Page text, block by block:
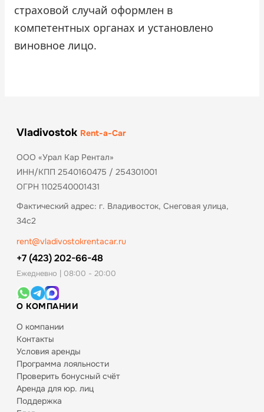
страховой случай оформлен в
компетентных органах и установлено
виновное лицо.
Vladivostok Rent-a-Car
ООО «Урал Кар Рентал»
ИНН/КПП 2540160475 / 254301001
ОГРН 1102540001431
Фактический адрес: г. Владивосток, Снеговая улица,
34с2
rent@vladivostokrentacar.ru
+7 (423) 202-66-48
Ежедневно | 08:00 - 20:00
О КОМПАНИИ
О компании
Контакты
Условия аренды
Программа лояльности
Проверить бонусный счёт
Аренда для юр. лиц
Поддержка